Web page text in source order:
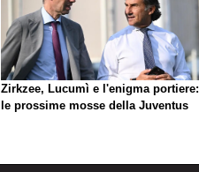
Zirkzee, Lucumì e l'enigma portiere:
le prossime mosse della Juventus